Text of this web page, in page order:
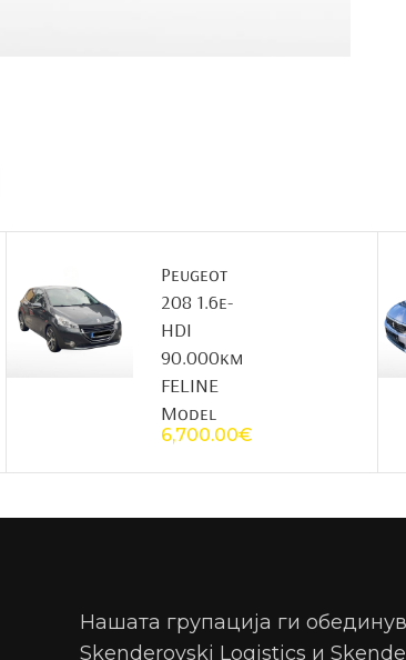
Peugeot
208 1.6e-
HDI
90.000km
FELINE
Model
6,700.00€
Нашата групација ги
Skenderovski Logistics и